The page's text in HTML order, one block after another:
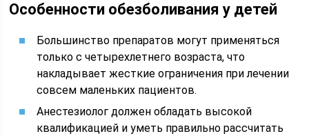
Особенности обезболивания у детей
Большинство препаратов могут применяться
только с четырехлетнего возраста, что
накладывает жесткие ограничения при лечении
совсем маленьких пациентов.
Анестезиолог должен обладать высокой
квалификацией и уметь правильно рассчитать